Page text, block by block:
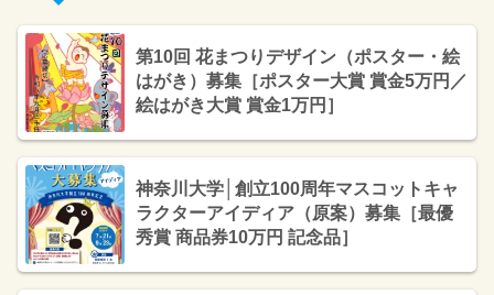
第10回 花まつりデザイン（ポスター・絵
はがき）募集［ポスター大賞 賞金5万円／
絵はがき大賞 賞金1万円］
神奈川大学│創立100周年マスコットキャ
ラクターアイディア（原案）募集［最優
秀賞 商品券10万円 記念品］